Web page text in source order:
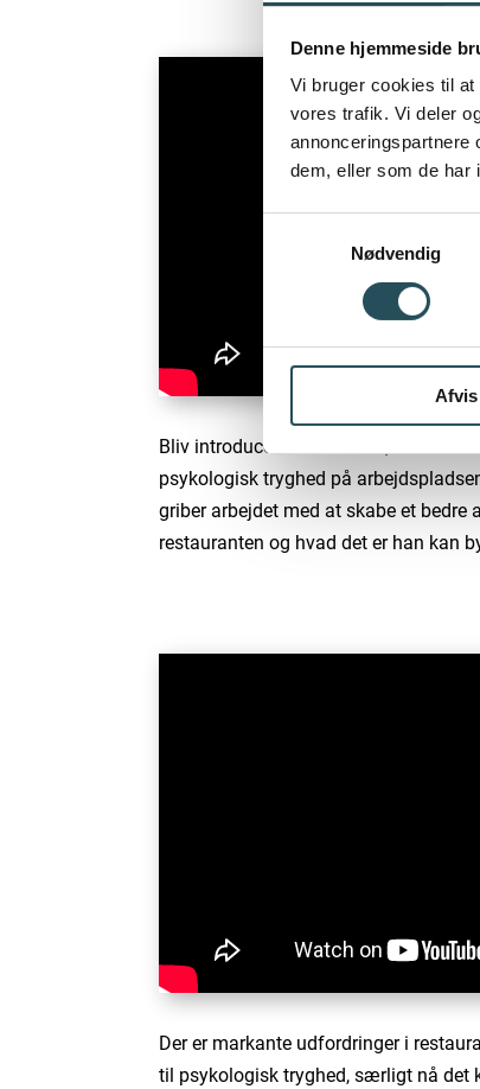
Denne hjemmeside
Vi bruger cookies til
vores trafik. Vi deler
annonceringspartnere
dem, eller som de har
Nødvendig
Afvis
Bliv introduceret til Frederik, der er
psykologisk tryghed på
griber arbejdet med at skabe et
restauranten og hvad det er han kan
Der er markante udfordringer i
til psykologisk tryghed, særligt nå